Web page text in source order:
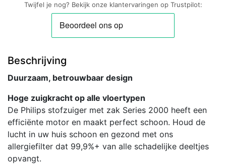
Twijfel je nog? Bekijk onze klantervaringen op Trustpilot:
Beschrijving
Duurzaam, betrouwbaar design
Hoge zuigkracht op alle vloertypen
De Philips stofzuiger met zak Series 2000 heeft een
efficiënte motor en maakt perfect schoon. Houd de
lucht in uw huis schoon en gezond met ons
allergiefilter dat 99,9%+ van alle schadelijke deeltjes
opvangt.